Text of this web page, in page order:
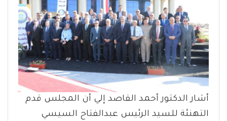
أشار الدكتور أحمد القاصد إلي أن المجلس قدم
التهنئة للسيد الرئيس عبدالفتاح السيسي